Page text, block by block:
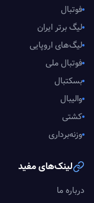
فوتبال
لیگ برتر ایران
لیگ‌های اروپایی
فوتبال ملی
بسکتبال
والیبال
کشتی
وزنه‌برداری
لینک‌های مفید
درباره ما